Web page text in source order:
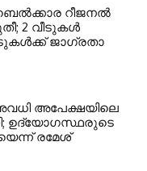
റീജനൽ
2 വീടുകൾ
ജാഗ്രതാ
അപേക്ഷയിലെ
ഉദ്യോഗസ്ഥരുടെ
രമേശ്